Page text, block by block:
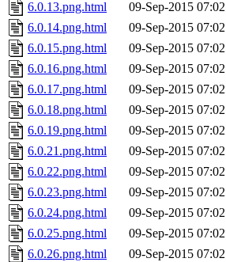
6.0.13.png.html
09-Sep-2015 07:02
6.0.14.png.html
09-Sep-2015 07:02
6.0.15.png.html
09-Sep-2015 07:02
6.0.16.png.html
09-Sep-2015 07:02
6.0.17.png.html
09-Sep-2015 07:02
6.0.18.png.html
09-Sep-2015 07:02
6.0.19.png.html
09-Sep-2015 07:02
6.0.21.png.html
09-Sep-2015 07:02
6.0.22.png.html
09-Sep-2015 07:02
6.0.23.png.html
09-Sep-2015 07:02
6.0.24.png.html
09-Sep-2015 07:02
6.0.25.png.html
09-Sep-2015 07:02
6.0.26.png.html
09-Sep-2015 07:02